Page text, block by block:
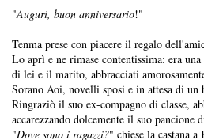
"Auguri, buon anniversario!"
Tenma prese con piacere il regalo
Lo aprì e ne rimase contentissima: era
di lei e il marito, abbracciati
Sorano Aoi, novelli sposi e in attesa di un
Ringraziò il suo ex-compagno di classe,
accarezzando dolcemente il suo pancione
"Dove sono i ragazzi?" chiese la castana